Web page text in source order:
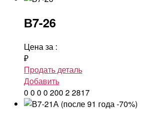
В7-26
Цена за :
₽
Продать деталь
Добавить
0 0 0 0 200 22817